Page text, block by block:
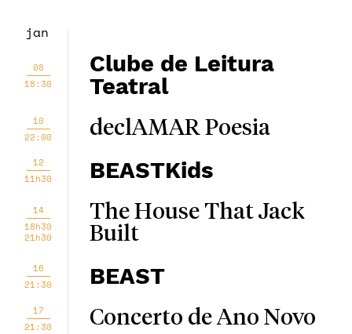
jan
08
18:30
Clube de Leitura
Teatral
10
22:00
declAMAR Poesia
12
11h30
BEASTKids
14
18h30
21h30
The House That Jack
Built
16
21:30
BEAST
17
21:30
Concerto de Ano Novo